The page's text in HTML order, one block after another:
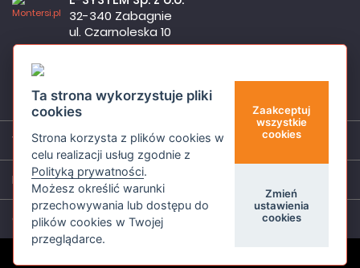
Firma czynna od poniedziałku do piątku w godzinach 8:00 –
32-340 Zabagnie
ul. Czarnoleska 10
sklep@montersi.pl
Wsparcie
Informacje
O nas
Ta strona wykorzystuje pliki
cookies
Strona korzysta z plików cookies w
celu realizacji usług zgodnie z
Polityką prywatności.
Możesz określić warunki
przechowywania lub dostępu do
plików cookies w Twojej
przeglądarce.
Zaakceptuj
wszystkie
cookies
Zmień
ustawienia
cookies